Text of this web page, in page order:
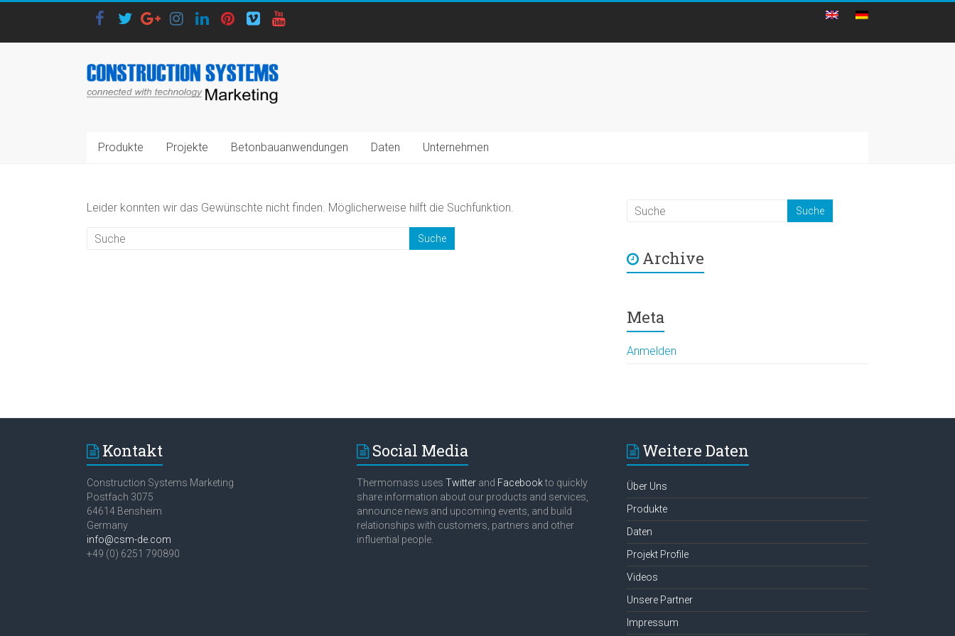
Produkte Projekte Betonbauanwendungen Daten Unternehmen
Leider konnten wir das Gewünschte nicht finden. Möglicherweise hilft die Suchfunktion.
Archive
Meta
Anmelden
Kontakt
Construction Systems Marketing
Postfach 3075
64614 Bensheim
Germany
info@csm-de.com
+49 (0) 6251 790890
Social Media
Thermomass uses Twitterand Facebookto quickly
share information about our products and services,
announce news and upcoming events, and build
relationships with customers, partners and other
influential people.
Weitere Daten
Über Uns
Produkte
Daten
Projekt Profile
Videos
Unsere Partner
Impressum